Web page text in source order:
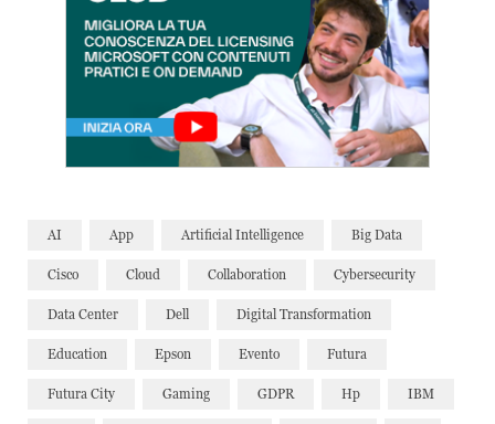
AI App Artificial Intelligence Big Data
Cisco Cloud Collaboration Cybersecurity
Data Center Dell Digital Transformation
Education Epson Evento Futura
Futura City Gaming GDPR Hp IBM